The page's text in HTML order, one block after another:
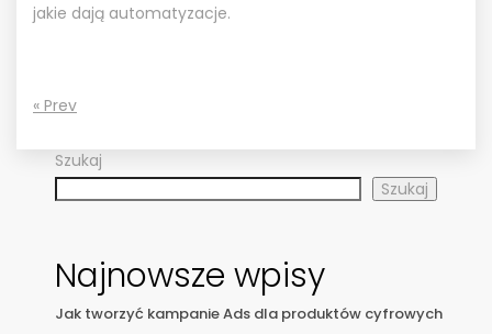
jakie dają automatyzacje.
« Prev
Szukaj
Szukaj
Najnowsze wpisy
Jak tworzyć kampanie Ads dla produktów cyfrowych